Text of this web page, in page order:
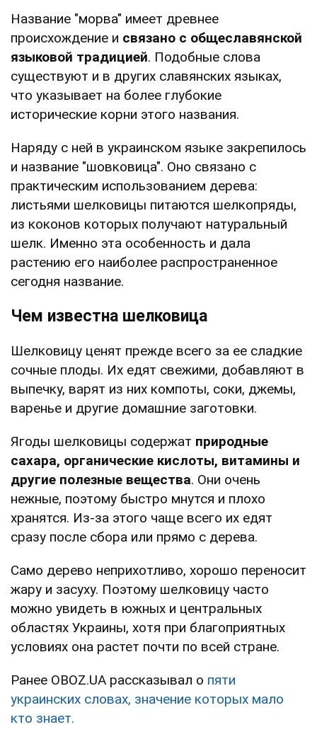
Название "морва" имеет древнее
происхождение и связано с общеславянской
языковой традицией. Подобные слова
существуют и в других славянских языках,
что указывает на более глубокие
исторические корни этого названия.
Наряду с ней в украинском языке закрепилось
и название "шовковица". Оно связано с
практическим использованием дерева:
листьями шелковицы питаются шелкопряды,
из коконов которых получают натуральный
шелк. Именно эта особенность и дала
растению его наиболее распространенное
сегодня название.
Чем известна шелковица
Шелковицу ценят прежде всего за ее сладкие
сочные плоды. Их едят свежими, добавляют в
выпечку, варят из них компоты, соки, джемы,
варенье и другие домашние заготовки.
Ягоды шелковицы содержат природные
сахара, органические кислоты, витамины и
другие полезные вещества. Они очень
нежные, поэтому быстро мнутся и плохо
хранятся. Из-за этого чаще всего их едят
сразу после сбора или прямо с дерева.
Само дерево неприхотливо, хорошо переносит
жару и засуху. Поэтому шелковицу часто
можно увидеть в южных и центральных
областях Украины, хотя при благоприятных
условиях она растет почти по всей стране.
Ранее OBOZ.UA рассказывал о пяти
украинских словах, значение которых мало
кто знает.